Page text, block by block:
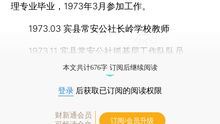
理专业毕业，1973年3月参加工作。
1973.03 宾县常安公社长岭学校教师
1973.11 宾县常安公社抓基层工作队队员
本文共计676字 订阅后继续阅读
登录 后获取已订阅的阅读权限
财新通会员
订阅/会员升级